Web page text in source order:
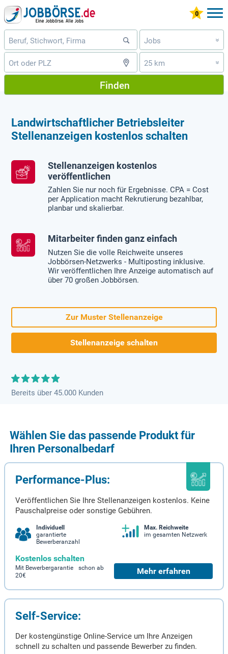
Jobs »
25 km »
Finden
Landwirtschaftlicher Betriebsleiter
Stellenanzeigen kostenlos schalten
Stellenanzeigen kostenlos
veröffentlichen
Zahlen Sie nur noch für Ergebnisse. CPA = Cost
per Application macht Rekrutierung bezahlbar,
planbar und skalierbar.
Mitarbeiter finden ganz einfach
Nutzen Sie die volle Reichweite unseres
Jobbörsen-Netzwerks - Multiposting inklusive.
Wir veröffentlichen Ihre Anzeige automatisch auf
über 70 großen Jobbörsen.
Zur Muster Stellenanzeige
Stellenanzeige schalten
Bereits über 45.000 Kunden
Wählen Sie das passende Produkt für
Ihren Personalbedarf
Performance-Plus:
Veröffentlichen Sie Ihre Stellenanzeigen kostenlos. Keine
Pauschalpreise oder sonstige Gebühren.
Individuell
garantierte
Bewerberanzahl
Max. Reichweite
im gesamten Netzwerk
Kostenlos schalten
Mit Bewerbergarantie schon ab
20€
Mehr erfahren
Self-Service:
Der kostengünstige Online-Service um Ihre Anzeigen
schnell zu schalten und passende Bewerber zu finden.